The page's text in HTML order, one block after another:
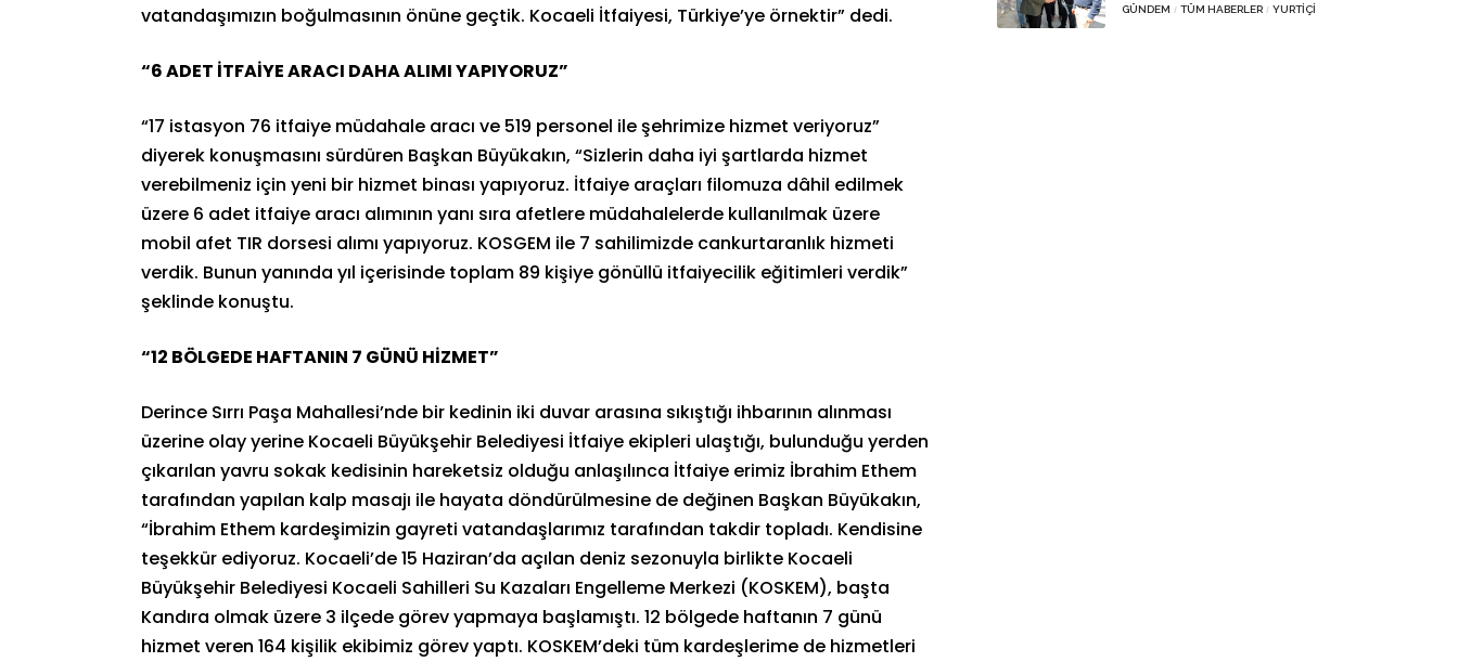
vatandaşımızın boğulmasının önüne geçtik. Kocaeli İtfaiyesi, Türkiye’ye örnektir” dedi.
“6 ADET İTFAİYE ARACI DAHA ALIMI YAPIYORUZ”
“17 istasyon 76 itfaiye müdahale aracı ve 519 personel ile şehrimize hizmet veriyoruz”
diyerek konuşmasını sürdüren Başkan Büyükakın, “Sizlerin daha iyi şartlarda hizmet
verebilmeniz için yeni bir hizmet binası yapıyoruz. İtfaiye araçları filomuza dâhil edilmek
üzere 6 adet itfaiye aracı alımının yanı sıra afetlere müdahalelerde kullanılmak üzere
mobil afet TIR dorsesi alımı yapıyoruz. KOSGEM ile 7 sahilimizde cankurtaranlık hizmeti
verdik. Bunun yanında yıl içerisinde toplam 89 kişiye gönüllü itfaiyecilik eğitimleri verdik”
şeklinde konuştu.
“12 BÖLGEDE HAFTANIN 7 GÜNÜ HİZMET”
Derince Sırrı Paşa Mahallesi’nde bir kedinin iki duvar arasına sıkıştığı ihbarının alınması
üzerine olay yerine Kocaeli Büyükşehir Belediyesi İtfaiye ekipleri ulaştığı, bulunduğu yerden
çıkarılan yavru sokak kedisinin hareketsiz olduğu anlaşılınca İtfaiye erimiz İbrahim Ethem
tarafından yapılan kalp masajı ile hayata döndürülmesine de değinen Başkan Büyükakın,
“İbrahim Ethem kardeşimizin gayreti vatandaşlarımız tarafından takdir topladı. Kendisine
teşekkür ediyoruz. Kocaeli’de 15 Haziran’da açılan deniz sezonuyla birlikte Kocaeli
Büyükşehir Belediyesi Kocaeli Sahilleri Su Kazaları Engelleme Merkezi (KOSKEM), başta
Kandıra olmak üzere 3 ilçede görev yapmaya başlamıştı. 12 bölgede haftanın 7 günü
hizmet veren 164 kişilik ekibimiz görev yaptı. KOSKEM’deki tüm kardeşlerime de hizmetleri
GÜNDEM TÜM HABERLER YURTIÇI